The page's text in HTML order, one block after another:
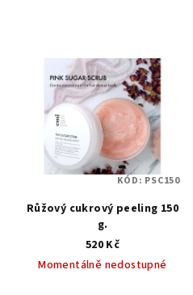
Růžový cukrový peeling 150
g.
520 Kč
Momentálně nedostupné
KÓD: PSC150